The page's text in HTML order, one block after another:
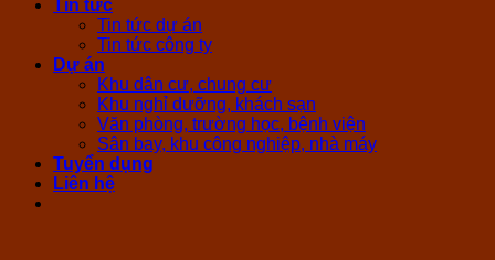
Tin tức
Tin tức dự án
Tin tức công ty
Dự án
Khu dân cư, chung cư
Khu nghỉ dưỡng, khách sạn
Văn phòng, trường học, bệnh viện
Sân bay, khu công nghiệp, nhà máy
Tuyển dụng
Liên hệ